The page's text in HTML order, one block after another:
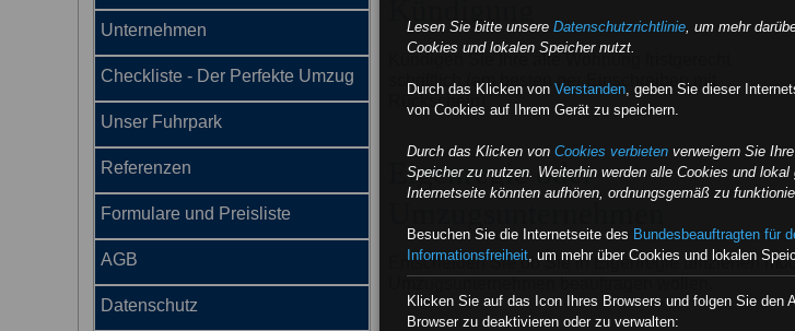
Unternehmen
Checkliste - Der Perfekte Umzug
Unser Fuhrpark
Referenzen
Formulare und Preisliste
AGB
Datenschutz
Kündigen Sie Ihre alte Wohnung fristgerecht
schriftlich (am besten per Einschreiben mit
Rückschein).
Eigenregie oder
Umzugsunternehmen
Entscheiden Sie ob Sie in Eigenregie umziehen
Lesen Sie bitte unsere Datenschutzrichtlinie , um mehr
Cookies und lokalen Speicher nutzt.
Durch das Klicken von Verstanden geben Sie dieser
von Cookies auf Ihrem Gerät zu speichern.
Durch das Klicken von Cookies verbieten verweigern Sie
Speicher zu nutzen. Weiterhin werden alle Cookies und
Internetseite könnten aufhören, ordnungsgemäß zu
Besuchen Sie die Internetseite des Bundesbeauftragten für
Informationsfreiheit , um mehr über Cookies und lokalen
Klicken Sie auf das Icon Ihres Browsers und folgen Sie den
Browser zu deaktivieren oder zu verwalten: